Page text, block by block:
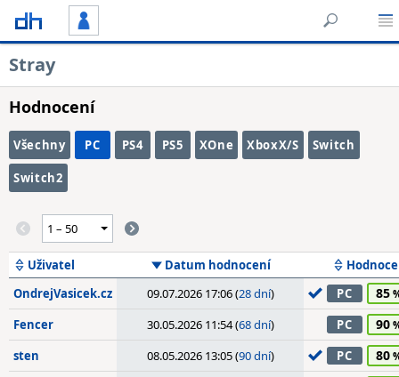
Stray
Hodnocení
Všechny PC PS4 PS5 XOne XboxX/S Switch
Switch2
Uživatel Datum hodnocení
OndrejVasicek.cz
09.07.2026 17:06 (28 dní) PC 85
Fencer 30.05.2026 11:54 (68 dní) PC 90
sten 08.05.2026 13:05 (90 dní) PC 80